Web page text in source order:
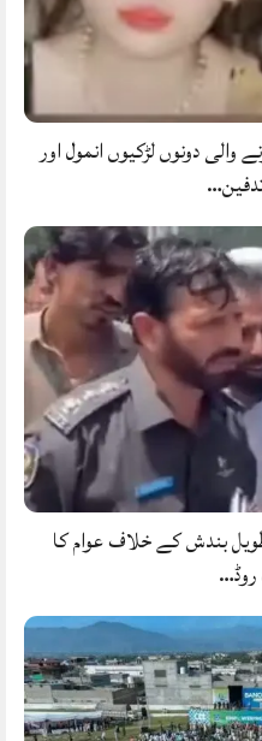
دونوں لڑکیوں انمول اور
بندش کے خلاف عوام کا